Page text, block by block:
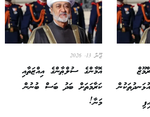
ޖޫން 13, 2026
އޮމާންގެ ސުލްޠާންގެ އިއްޒަތާއި
ކަރާމަތަށް ބަދު ބަސް ބުނުން
މަނާ!